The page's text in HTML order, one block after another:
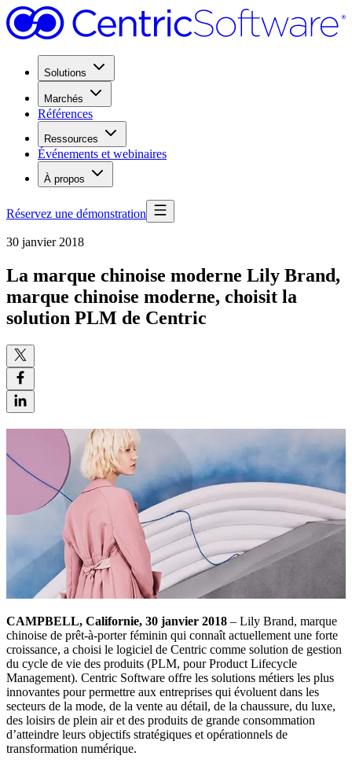
Solutions
Marchés
Références
Ressources
Événements et webinaires
À propos
Réservez une démonstration
30 janvier 2018
La marque chinoise moderne Lily Brand,
marque chinoise moderne, choisit la
solution PLM de Centric
CAMPBELL, Californie, 30 janvier 2018 – Lily Brand, marque
chinoise de prêt-à-porter féminin qui connaît actuellement une forte
croissance, a choisi le logiciel de Centric comme solution de gestion
du cycle de vie des produits (PLM, pour Product Lifecycle
Management). Centric Software offre les solutions métiers les plus
innovantes pour permettre aux entreprises qui évoluent dans les
secteurs de la mode, de la vente au détail, de la chaussure, du luxe,
des loisirs de plein air et des produits de grande consommation
d’atteindre leurs objectifs stratégiques et opérationnels de
transformation numérique.